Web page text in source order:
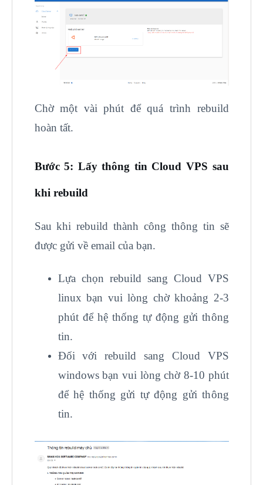
Chờ một vài phút để quá trình rebuild
hoàn tất.
Bước 5: Lấy thông tin Cloud VPS sau
khi rebuild
Sau khi rebuild thành công thông tin sẽ
được gửi về email của bạn.
Lựa chọn rebuild sang Cloud VPS
linux bạn vui lòng chờ khoảng 2-3
phút để hệ thống tự động gửi thông
tin.
Đối với rebuild sang Cloud VPS
windows bạn vui lòng chờ 8-10 phút
để hệ thống gửi tự động gửi thông
tin.